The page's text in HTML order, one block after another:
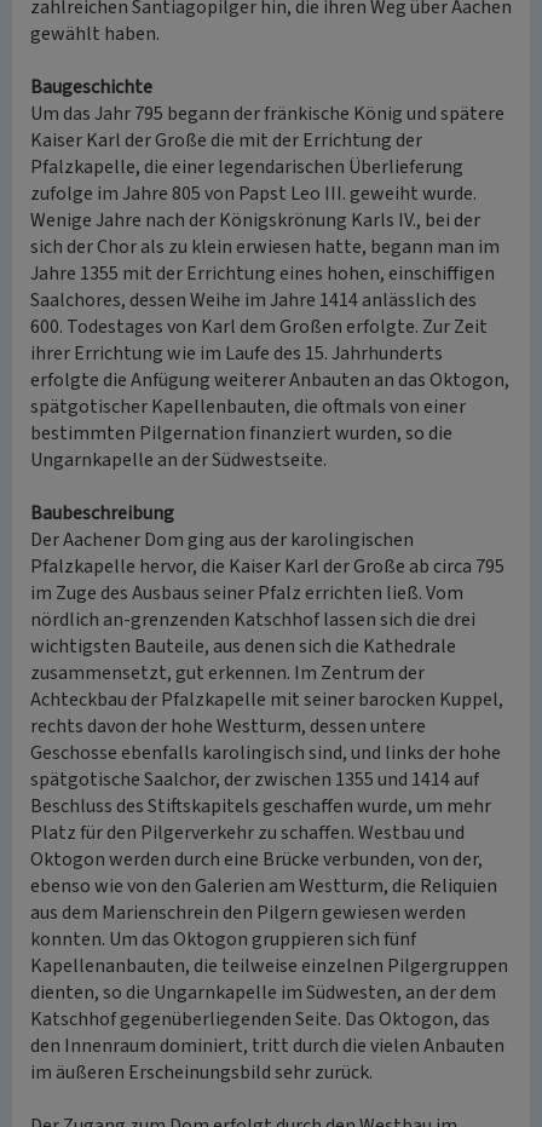
zahlreichen Santiagopilger hin, die ihren Weg über Aachen
gewählt haben.
Baugeschichte
Um das Jahr 795 begann der fränkische König und spätere
Kaiser Karl der Große die mit der Errichtung der
Pfalzkapelle, die einer legendarischen Überlieferung
zufolge im Jahre 805 von Papst Leo III. geweiht wurde.
Wenige Jahre nach der Königskrönung Karls IV., bei der
sich der Chor als zu klein erwiesen hatte, begann man im
Jahre 1355 mit der Errichtung eines hohen, einschiffigen
Saalchores, dessen Weihe im Jahre 1414 anlässlich des
600. Todestages von Karl dem Großen erfolgte. Zur Zeit
ihrer Errichtung wie im Laufe des 15. Jahrhunderts
erfolgte die Anfügung weiterer Anbauten an das Oktogon,
spätgotischer Kapellenbauten, die oftmals von einer
bestimmten Pilgernation finanziert wurden, so die
Ungarnkapelle an der Südwestseite.
Baubeschreibung
Der Aachener Dom ging aus der karolingischen
Pfalzkapelle hervor, die Kaiser Karl der Große ab circa 795
im Zuge des Ausbaus seiner Pfalz errichten ließ. Vom
nördlich an-grenzenden Katschhof lassen sich die drei
wichtigsten Bauteile, aus denen sich die Kathedrale
zusammensetzt, gut erkennen. Im Zentrum der
Achteckbau der Pfalzkapelle mit seiner barocken Kuppel,
rechts davon der hohe Westturm, dessen untere
Geschosse ebenfalls karolingisch sind, und links der hohe
spätgotische Saalchor, der zwischen 1355 und 1414 auf
Beschluss des Stiftskapitels geschaffen wurde, um mehr
Platz für den Pilgerverkehr zu schaffen. Westbau und
Oktogon werden durch eine Brücke verbunden, von der,
ebenso wie von den Galerien am Westturm, die Reliquien
aus dem Marienschrein den Pilgern gewiesen werden
konnten. Um das Oktogon gruppieren sich fünf
Kapellenanbauten, die teilweise einzelnen Pilgergruppen
dienten, so die Ungarnkapelle im Südwesten, an der dem
Katschhof gegenüberliegenden Seite. Das Oktogon, das
den Innenraum dominiert, tritt durch die vielen Anbauten
im äußeren Erscheinungsbild sehr zurück.